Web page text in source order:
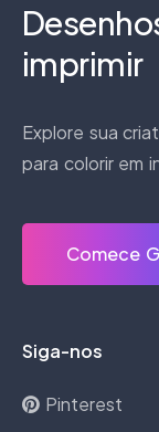
imprimir
Explore sua
para colorir em
Comece
Siga-nos
Pinterest